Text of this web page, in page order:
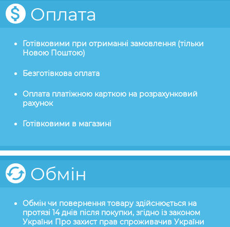
Оплата
Готівковими при отриманні замовлення (тільки
Новою Поштою)
Безготівкова оплата
Оплата платіжною карткою на розрахунковий
рахунок
Готівковими в магазині
Обмін
Обмін чи повернення товару здійснюється на
протязі 14 днів після покупки, згідно із законом
України Про захист прав спроживачив України